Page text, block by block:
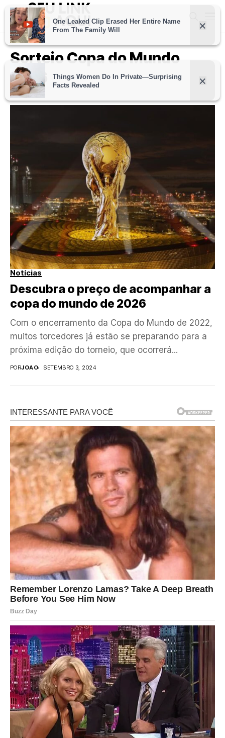
Sorteio Copa do Mundo
2026
Notícias
Descubra o preço de acompanhar a
copa do mundo de 2026
Com o encerramento da Copa do Mundo de 2022,
muitos torcedores já estão se preparando para a
próxima edição do torneio, que ocorrerá...
PORJOAO SETEMBRO 3, 2024